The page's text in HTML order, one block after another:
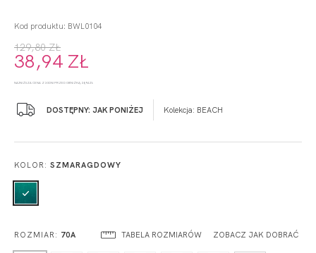
Kod produktu: BWL0104
129,80 ZŁ
38,94 ZŁ
NAJNIŻSZA CENA Z 30 DNI PRZED OBNIŻKĄ: 38,94 ZŁ
DOSTĘPNY: JAK PONIŻEJ Kolekcja: BEACH
KOLOR: SZMARAGDOWY
ROZMIAR: 70A TABELA ROZMIARÓW ZOBACZ JAK DOBRAĆ